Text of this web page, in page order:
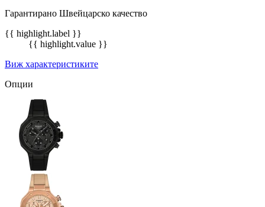
Гарантирано Швейцарско качество
{{ highlight.label }}
{{ highlight.value }}
Виж характеристиките
Опции